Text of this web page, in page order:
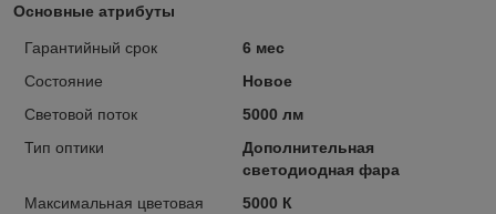
Основные атрибуты
Гарантийный срок
6 мес
Состояние
Новое
Световой поток
5000 лм
Тип оптики
Дополнительная
светодиодная фара
Максимальная цветовая
5000 К